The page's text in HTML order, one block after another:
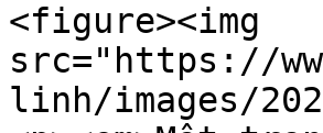
<figure><img
src="https://
linh/images/